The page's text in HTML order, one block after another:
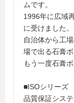
ムです。
1996年に広域
に受けました。
自治体から工
場で出る石膏
もう一度石膏
■ISOシリーズ
品質保証シス